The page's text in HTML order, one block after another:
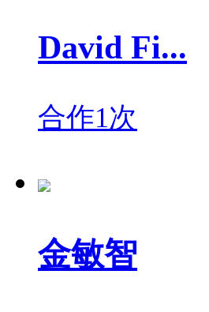
David Fi...
合作1次
金敏智